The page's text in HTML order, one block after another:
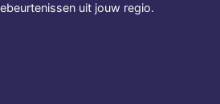
uit jouw regio.